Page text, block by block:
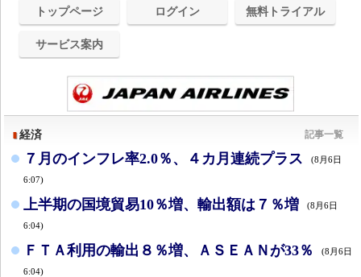
トップページ ログイン 無料トライアル
サービス案内
経済 記事一覧
７月のインフレ率2.0％、４カ月連続プラス (8月6日
6:07)
上半期の国境貿易10％増、輸出額は７％増 (8月6日
6:04)
ＦＴＡ利用の輸出８％増、ＡＳＥＡＮが33％ (8月6日
6:04)